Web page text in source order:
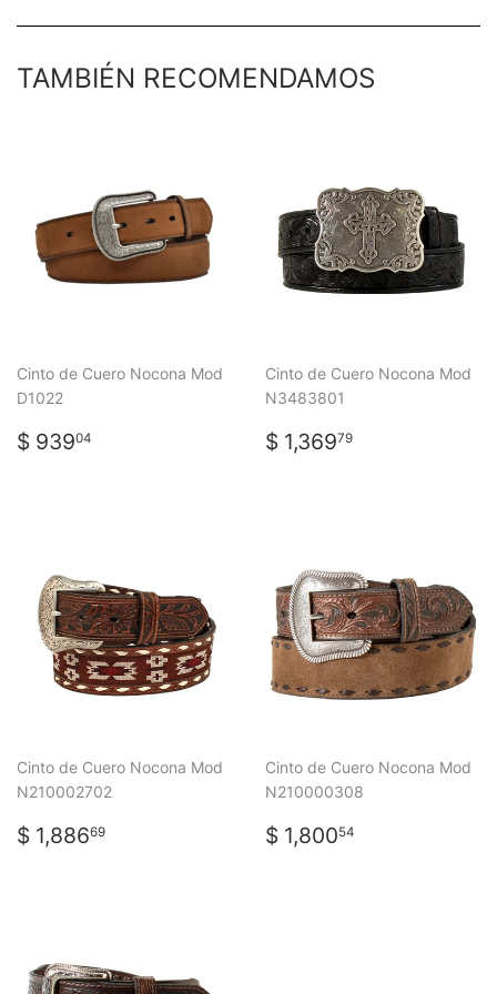
TAMBIÉN RECOMENDAMOS
Cinto de Cuero Nocona Mod
D1022
PRECIO
$ 93904
Cinto de Cuero Nocona Mod
N3483801
PRECIO
HABITUAL
$ 1,36979
Cinto de Cuero Nocona Mod
N210002702
PRECIO
HABITUAL
$ 1,88669
Cinto de Cuero Nocona Mod
N210000308
PRECIO
HABITUAL
$ 1,80054